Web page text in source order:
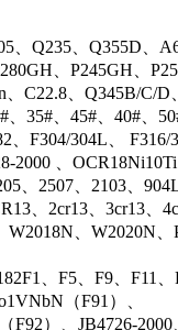
、Q235、Q355D、
、P245GH、
C22.8、Q345B/C/D
、35#、45#、40#、
F304/304L、 F316/
2000 、OCR18Ni10Ti
、2507、2103、
、2cr13、3cr13、
W2018N、W2020N、
、F5、F9、F11、
（F91）、
F92）、JB4726-2000